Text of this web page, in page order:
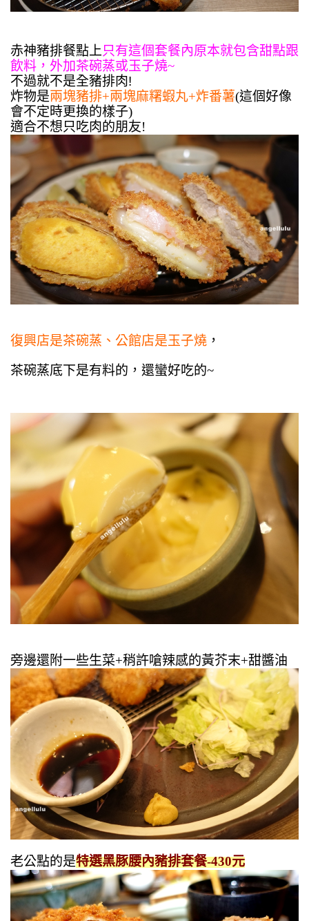
赤神豬排餐點上 只有這個套餐內原本就包含甜點跟
飲料，外加茶碗蒸或玉子燒~
不過就不是全豬排肉!
炸物是兩塊豬排+兩塊麻糬蝦丸+炸番薯(這個好像
會不定時更換的樣子)
適合不想只吃肉的朋友!
復興店是茶碗蒸、公館店是玉子燒 ，
茶碗蒸底下是有料的，還蠻好吃的~
旁邊還附一些生菜+稍許嗆辣感的黃芥末+甜醬油
老公點的是特選黑豚腰內豬排套餐-430元